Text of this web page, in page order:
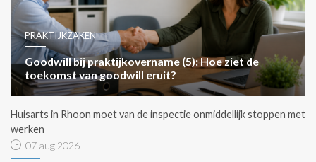
PRAKTIJKZAKEN
Goodwill bij praktijkovername (5): Hoe ziet de
toekomst van goodwill eruit?
Huisarts in Rhoon moet van de inspectie onmiddellijk stoppen met
werken
07 aug 2026